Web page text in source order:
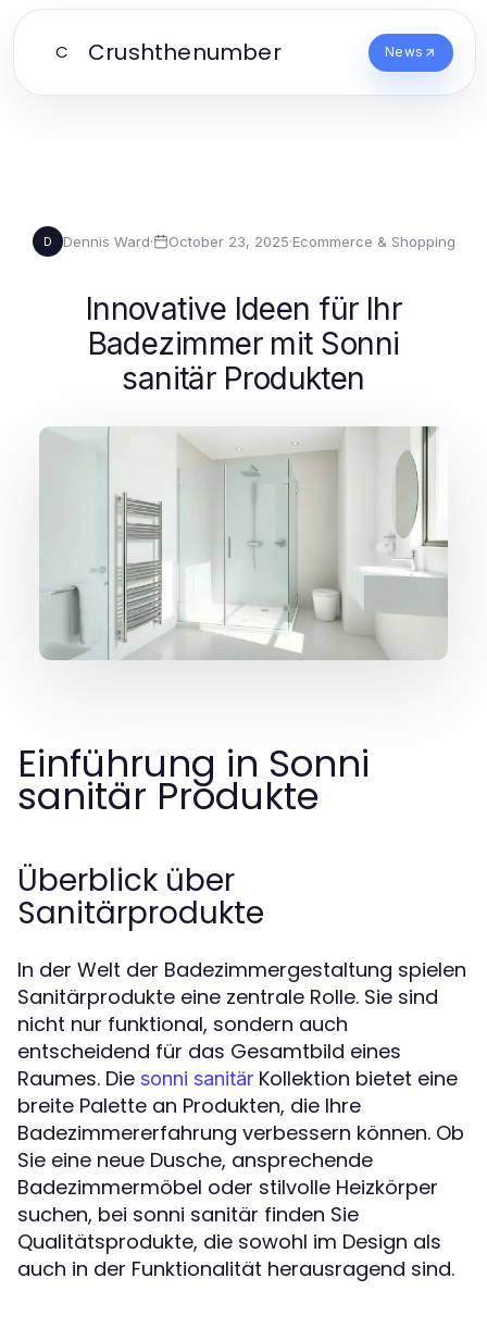
C Crushthenumber News
D Dennis Ward· October 23, 2025·Ecommerce & Shopping
Innovative Ideen für Ihr
Badezimmer mit Sonni
sanitär Produkten
Einführung in Sonni
sanitär Produkte
Überblick über
Sanitärprodukte
In der Welt der Badezimmergestaltung spielen
Sanitärprodukte eine zentrale Rolle. Sie sind
nicht nur funktional, sondern auch
entscheidend für das Gesamtbild eines
Raumes. Die sonni sanitär Kollektion bietet eine
breite Palette an Produkten, die Ihre
Badezimmererfahrung verbessern können. Ob
Sie eine neue Dusche, ansprechende
Badezimmermöbel oder stilvolle Heizkörper
suchen, bei sonni sanitär finden Sie
Qualitätsprodukte, die sowohl im Design als
auch in der Funktionalität herausragend sind.